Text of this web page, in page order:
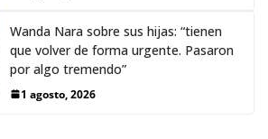
Wanda Nara sobre sus hijas: “tienen
que volver de forma urgente. Pasaron
por algo tremendo”
1 agosto, 2026